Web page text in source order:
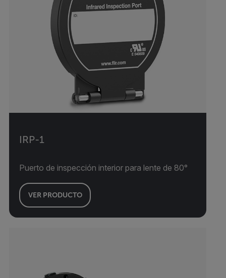
IRP-1
Puerto de inspección interior para lente de 80°
VER PRODUCTO